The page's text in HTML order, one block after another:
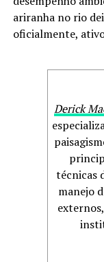
ariranha no rio
oficialmente,
Derick
técnicas
manejo